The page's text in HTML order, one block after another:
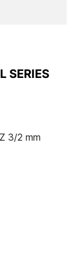
SERIES
3/2 mm